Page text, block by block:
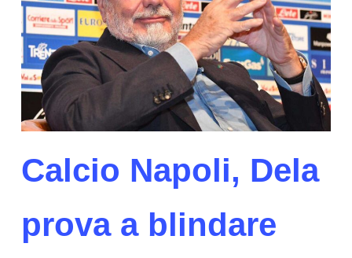
Calcio Napoli, Dela
prova a blindare